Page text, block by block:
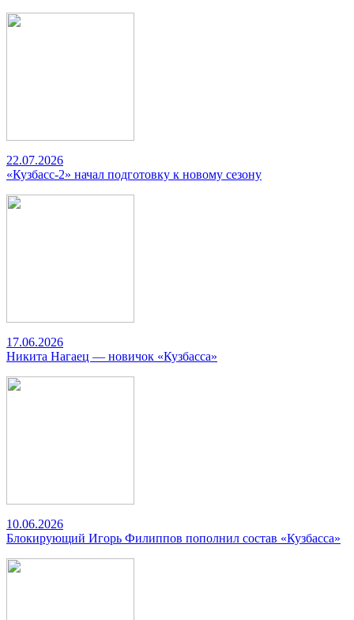
22.07.2026
«Кузбасс-2» начал подготовку к новому сезону
17.06.2026
Никита Нагаец — новичок «Кузбасса»
10.06.2026
Блокирующий Игорь Филиппов пополнил состав «Кузбасса»